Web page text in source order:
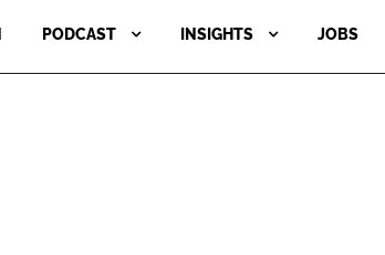
PODCAST INSIGHTS JOBS